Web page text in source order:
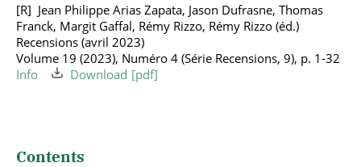
Jean Philippe Arias Zapata, Jason Dufrasne, Thomas
Franck, Margit Gaffal, Rémy Rizzo, Rémy Rizzo (éd.)
Recensions (avril 2023)
Volume 19 (2023), Numéro 4 (Série Recensions, 9), p. 1-32
Info
Download
Contents